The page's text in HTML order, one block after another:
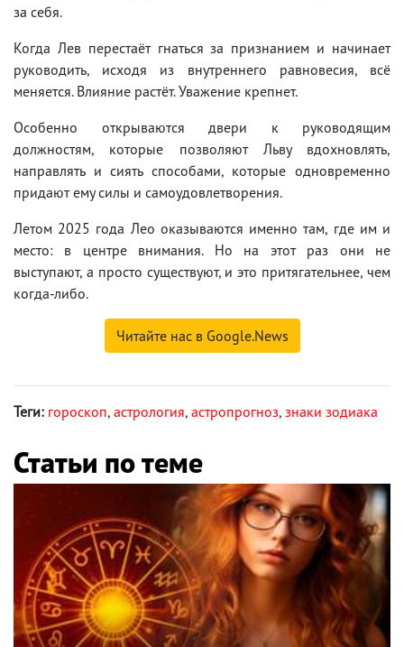
за себя.
Когда Лев перестаёт гнаться за признанием и начинает
руководить, исходя из внутреннего равновесия, всё
меняется. Влияние растёт. Уважение крепнет.
Особенно открываются двери к руководящим
должностям, которые позволяют Льву вдохновлять,
направлять и сиять способами, которые одновременно
придают ему силы и самоудовлетворения.
Летом 2025 года Лео оказываются именно там, где им и
место: в центре внимания. Но на этот раз они не
выступают, а просто существуют, и это притягательнее, чем
когда-либо.
Читайте нас в Google.News
Теги: гороскоп, астрология, астропрогноз, знаки зодиака
Статьи по теме